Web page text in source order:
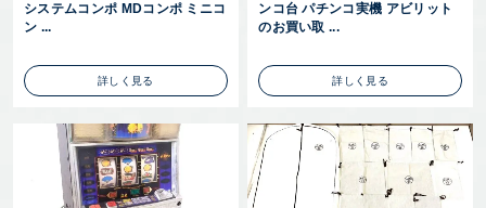
システムコンポ MDコンポ ミニコ
ン ...
詳しく見る
ンコ台 パチンコ実機 アビリット
のお買い取 ...
詳しく見る